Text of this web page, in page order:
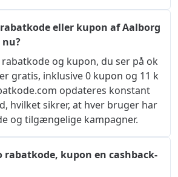
eller kupon af Aalborg
og kupon, du ser på ok
gratis, inklusive 0 kupon og 11 k
opdateres konstant
hvilket sikrer, at hver bruger har
og tilgængelige kampagner.
rabatkode, kupon en cashback-